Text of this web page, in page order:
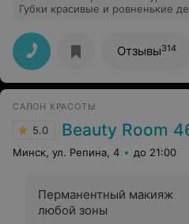
Губки красивые и ровненькие
Отзывы314
САЛОН КРАСОТЫ
5.0 Beauty Room
Минск, ул. Репина, 4 до 21:00
Перманентный макияж
любой зоны